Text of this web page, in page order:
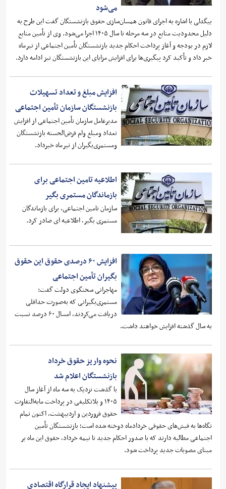
می‌شود
بیگدلی با اشاره به اجرای قانون همسان‌سازی حقوق بازنشستگان گفت این طرح به
دلیل محدودیت منابع در سه مرحله تا سال ۱۴۰۵ اجرا می‌شود. وی از تأمین منابع
لازم در بودجه و آغاز پرداخت احکام جدید بازنشستگان تأمین اجتماعی از تیرماه
خبر داد و تأکید کرد پیگیری‌ها برای افزایش مزایای این بازنشستگان نیز ادامه دارد.
افزایش مبلغ و تعداد تسهیلات
بازنشستگان سازمان تأمین اجتماعی
مدیرعامل سازمان تأمین اجتماعی از افزایش
تعداد ومبلغ وام قرض‌الحسنه بازنشستگان
ومستمری‌بگیران از تیرماه خبرداد.
اطلاعیه تامین اجتماعی برای
بازماندگان مستمری بگیر
سازمان تامین اجتماعی، برای بازماندگان
مستمری بگیر، اطلاعیه ای صادر کرد.
افزایش ۶۰ درصدی حقوق این حقوق
بگیران تأمین اجتماعی
مهاجرانی سخنگوی دولت گفت:
مستمری‌بگیرانی که به‌صورت حداقلی
دریافت می‌کردند، امسال ۶۰ درصد نسبت
به سال گذشته افزایش خواهند داشت.
نحوه واریز حقوق خرداد
بازنشستگان اعلام شد
با گذشت نزدیک به سه ماه از آغاز سال
۱۴۰۵ و بلاتکلیفی در پرداخت مابه‌التفاوت
حقوق فروردین و اردیبهشت، اکنون تمام
نگاه‌ها به فیش‌های حقوقی خردادماه دوخته شده است؛ بازنشستگان تأمین
اجتماعی مطالبه دارند که با صدور احکام جدید تا نیمه خرداد، حقوق این ماه بر
مبنای مصوبات جدید پرداخت شود.
پیشنهاد ایجاد قرارگاه اقتصادی